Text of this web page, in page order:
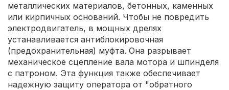
металлических материалов, бетонных, каменных
или кирпичных оснований. Чтобы не повредить
электродвигатель, в мощных дрелях
устанавливается антиблокировочная
(предохранительная) муфта. Она разрывает
механическое сцепление вала мотора и шпинделя
с патроном. Эта функция также обеспечивает
надежную защиту оператора от "обратного